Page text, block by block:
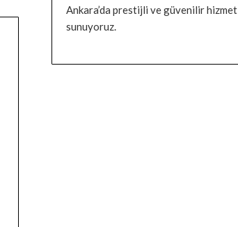
Ankara’da prestijli ve güvenilir hizmet
sunuyoruz.